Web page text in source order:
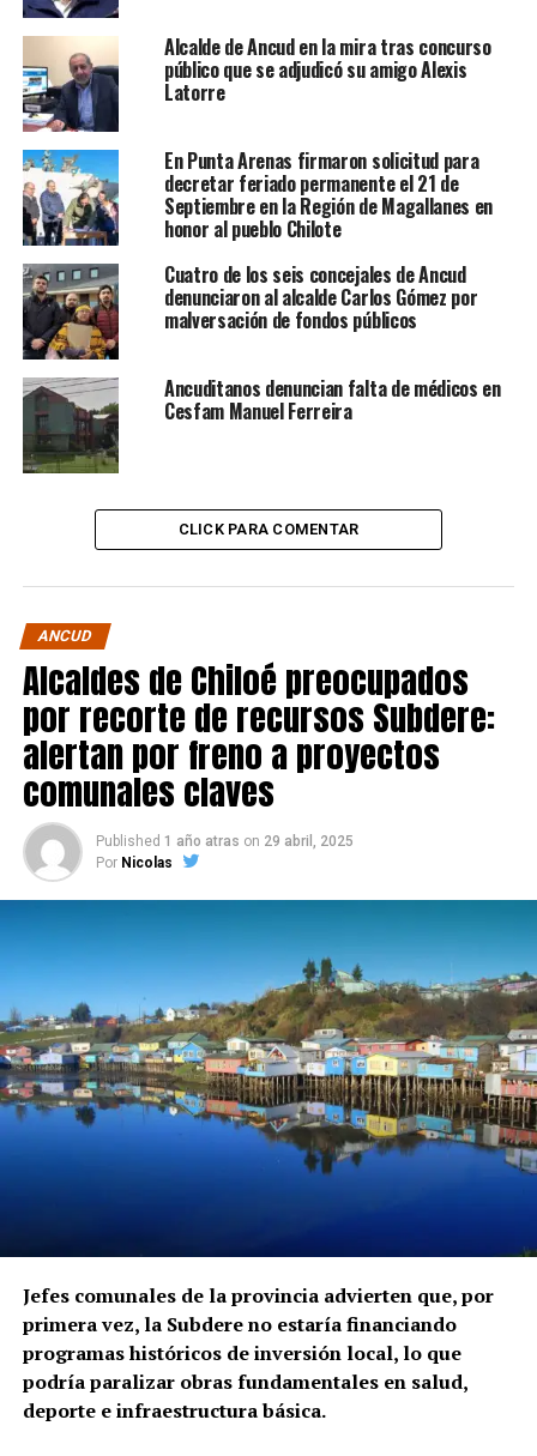
Alcalde de Ancud en la mira tras concurso
público que se adjudicó su amigo Alexis
Latorre
En Punta Arenas firmaron solicitud para
decretar feriado permanente el 21 de
Septiembre en la Región de Magallanes en
honor al pueblo Chilote
Cuatro de los seis concejales de Ancud
denunciaron al alcalde Carlos Gómez por
malversación de fondos públicos
Ancuditanos denuncian falta de médicos en
Cesfam Manuel Ferreira
CLICK PARA COMENTAR
ANCUD
Alcaldes de Chiloé preocupados
por recorte de recursos Subdere:
alertan por freno a proyectos
comunales claves
Published 1 año atras on 29 abril, 2025
Por Nicolas
Jefes comunales de la provincia advierten que, por
primera vez, la Subdere no estaría financiando
programas históricos de inversión local, lo que
podría paralizar obras fundamentales en salud,
deporte e infraestructura básica.